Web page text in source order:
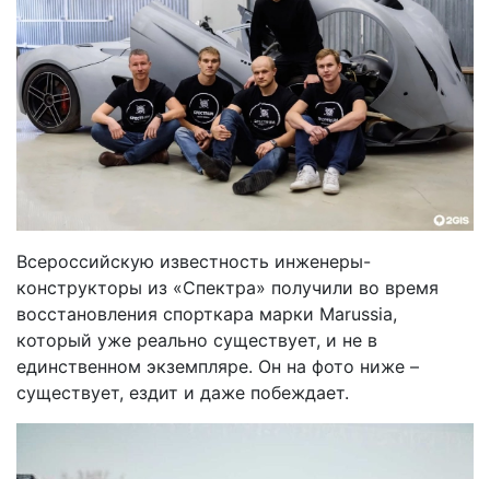
Всероссийскую известность инженеры-
конструкторы из «Спектра» получили во время
восстановления спорткара марки Marussia,
который уже реально существует, и не в
единственном экземпляре. Он на фото ниже –
существует, ездит и даже побеждает.